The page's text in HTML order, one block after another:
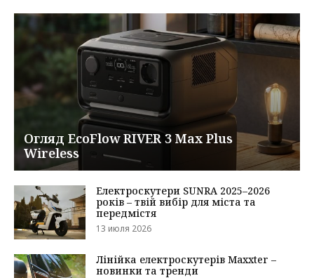
Огляд EcoFlow RIVER 3 Max Plus
Wireless
Електроскутери SUNRA 2025–2026
років – твій вибір для міста та
передмістя
13 июля 2026
Лінійка електроскутерів Maxxter –
новинки та тренди